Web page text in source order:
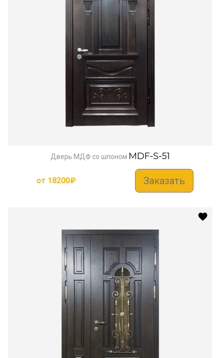
Дверь МДФ со шпоном MDF-S-51
от 18200₽ Заказать